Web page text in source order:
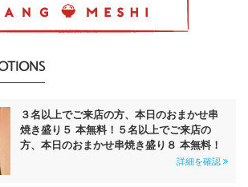
３名以上でご来店の方、本日のおまかせ串
焼き盛り５ 本無料！５名以上でご来店の
方、本日のおまかせ串焼き盛り８ 本無料！
詳細を確認